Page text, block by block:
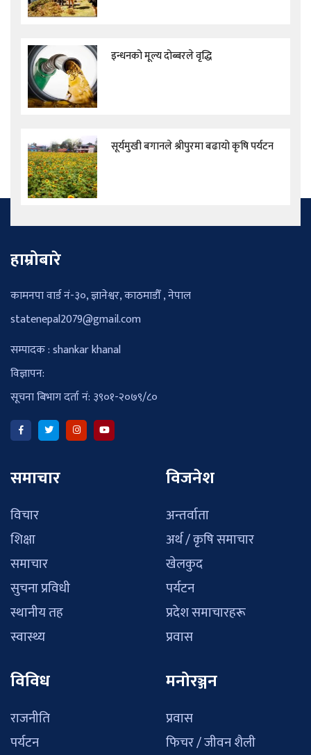
इन्धनको मूल्य दोब्बरले वृद्धि
सूर्यमुखी बगानले श्रीपुरमा बढायो कृषि पर्यटन
हाम्रोबारे
कामनपा वार्ड नं-३०, ज्ञानेश्वर, काठमाडौँ , नेपाल
statenepal2079@gmail.com
सम्पादक : shankar khanal
विज्ञापन:
सूचना बिभाग दर्ता नं: ३९०१-२०७९/८०
समाचार
विचार
शिक्षा
समाचार
सुचना प्रविधी
स्थानीय तह
स्वास्थ्य
विजनेश
अन्तर्वाता
अर्थ / कृषि समाचार
खेलकुद
पर्यटन
प्रदेश समाचारहरू
प्रवास
विविध
राजनीति
पर्यटन
मनोरञ्जन
प्रवास
फिचर / जीवन शैली